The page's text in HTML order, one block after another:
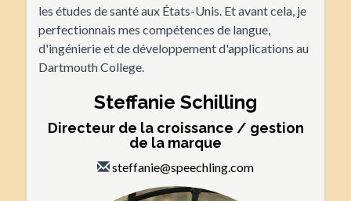
les études de santé aux États-Unis. Et avant cela, je
perfectionnais mes compétences de langue,
d'ingénierie et de développement d'applications au
Dartmouth College.
Steffanie Schilling
Directeur de la croissance / gestion
de la marque
steffanie@speechling.com